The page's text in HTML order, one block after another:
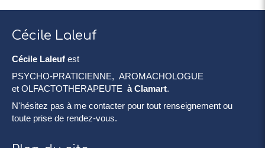
Cécile Laleuf
Cécile Laleuf est
PSYCHO-PRATICIENNE, AROMACHOLOGUE
et OLFACTOTHERAPEUTE à Clamart.
N'hésitez pas à me contacter pour tout renseignement ou
toute prise de rendez-vous.